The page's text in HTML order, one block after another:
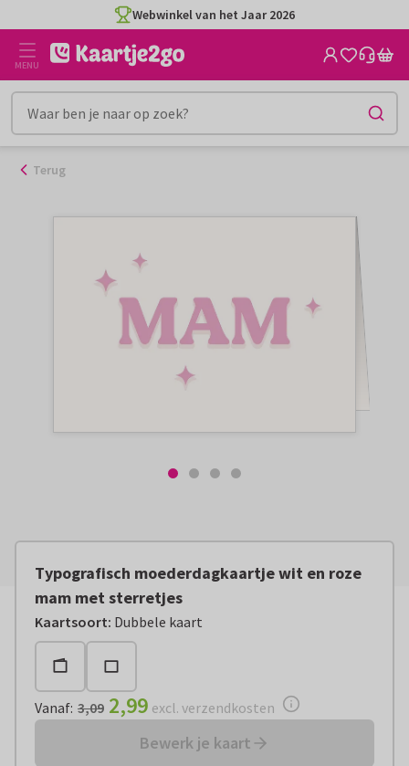
naar
inhoud
Webwinkel van het Jaar 2026
MENU
Terug
Typografisch moederdagkaartje wit en roze
mam met sterretjes
Kaartsoort: Dubbele kaart
Vanaf:€ 2,99 excl. verzendkosten
Vanaf: 3,09 2,99 excl. verzendkosten
Bewerk je kaart